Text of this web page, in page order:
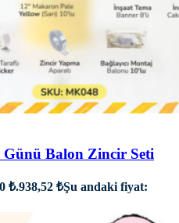
Balon Zincir Seti
₺.938,52 ₺Şu andaki fiyat: